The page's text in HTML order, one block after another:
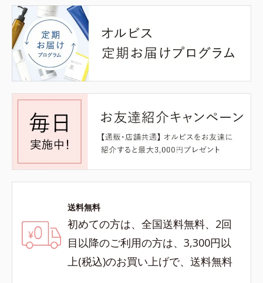
送料無料
初めての方は、全国送料無料、2回
目以降のご利用の方は、3,300円以
上(税込)のお買い上げで、送料無料